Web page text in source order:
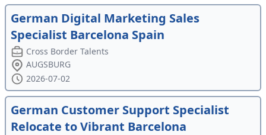
German Digital Marketing Sales
Specialist Barcelona Spain
Cross Border Talents
AUGSBURG
2026-07-02
German Customer Support Specialist
Relocate to Vibrant Barcelona